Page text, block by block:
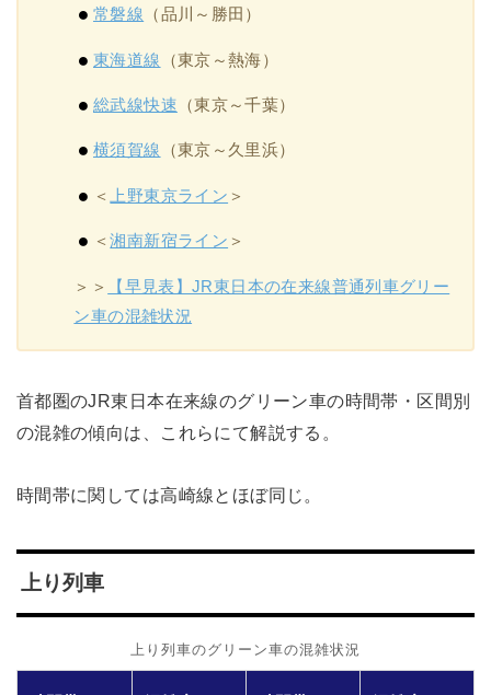
常磐線 （品川～勝田）
東海道線 （東京～熱海）
総武線快速 （東京～千葉）
横須賀線 （東京～久里浜）
＜ 上野東京ライン ＞
＜湘南新宿ライン ＞
＞＞
【早見表】JR東日本の在来線普通列車グリー
ン車の混雑状況
首都圏のJR東日本在来線のグリーン車の時間帯・区間別
の混雑の傾向は、これらにて解説する。
時間帯に関しては高崎線とほぼ同じ。
上り列車
上り列車のグリーン車の混雑状況